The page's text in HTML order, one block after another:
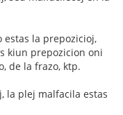
estas la prepozicioj,
kiun prepozicion oni
de la frazo, ktp.
la plej malfacila estas